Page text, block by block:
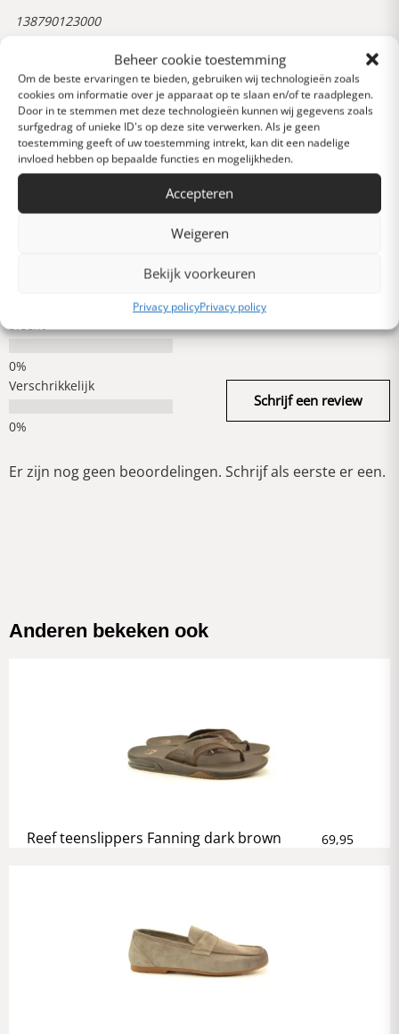
Beheer cookie toestemming
Om de beste ervaringen te bieden, gebruiken wij technologieën zoals
cookies om informatie over je apparaat op te slaan en/of te raadplegen.
Door in te stemmen met deze technologieën kunnen wij gegevens zoals
surfgedrag of unieke ID's op deze site verwerken. Als je geen
toestemming geeft of uw toestemming intrekt, kan dit een nadelige
invloed hebben op bepaalde functies en mogelijkheden.
Accepteren
Weigeren
Bekijk voorkeuren
Privacy policyPrivacy policy
138790123000
Reviews
0 van 5 sterren (op
basis van 0 reviews)
Uitstekend
Slecht
Verschrikkelijk
Schrijf een review
Er zijn nog geen beoordelingen. Schrijf als eerste er een.
Anderen bekeken ook
Reef teenslippers Fanning dark brown 69,95